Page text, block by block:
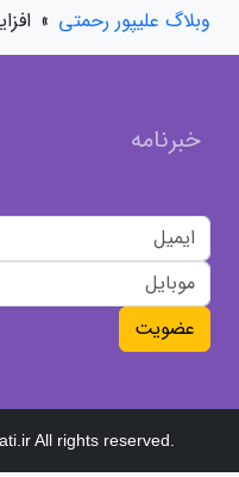
وبلاگ علیپور رحمتی » افزایش 38
خبرنامه
عضویت
All rights reserved.